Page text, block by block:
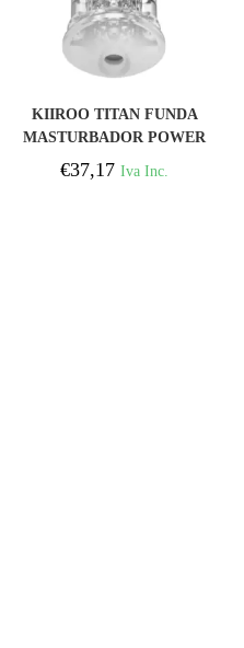
KIIROO TITAN FUNDA
MASTURBADOR POWER
+ RENDIMIENTO
€37,17 Iva Inc.